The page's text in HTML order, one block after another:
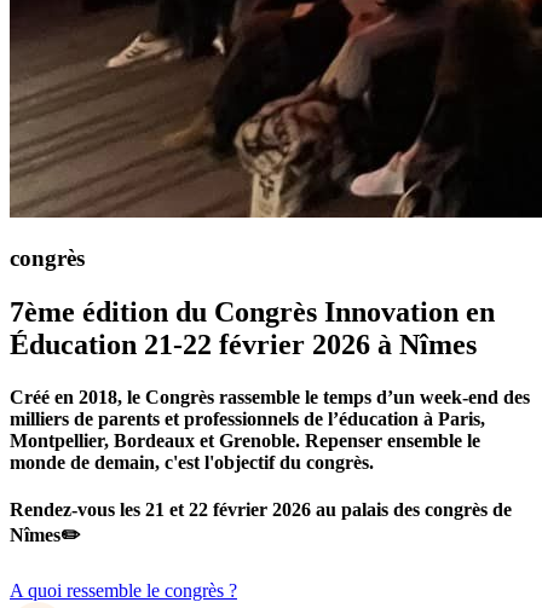
congrès
7ème édition du Congrès Innovation en
Éducation 21-22 février 2026 à Nîmes
Créé en 2018, le Congrès rassemble le temps d’un week-end des
milliers de parents et professionnels de l’éducation à Paris,
Montpellier, Bordeaux et Grenoble. Repenser ensemble le
monde de demain, c'est l'objectif du congrès.
Rendez-vous les 21 et 22 février 2026 au palais des congrès de
Nîmes✏️
A quoi ressemble le congrès ?